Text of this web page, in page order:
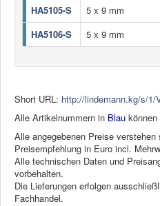
HA5105-S
5 x 9 mm
HA5106-S
5 x 9 mm
Short URL: http://lindemann.kg/s/1/
Alle Artikelnummern in Blau
Alle angegebenen Preise
Preisempfehlung in Euro incl.
Alle technischen Daten und
vorbehalten.
Die Lieferungen erfolgen
Fachhandel.